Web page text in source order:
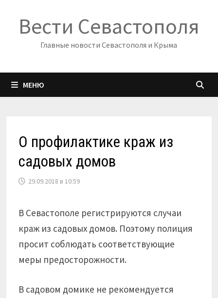
содержимому
Вести Севастополя
Главные новости Севастополя и Крыма
МЕНЮ
О профилактике краж из
садовых домов
29.09.2018 в 10:59
В Севастополе регистрируются случаи
краж из садовых домов. Поэтому полиция
просит соблюдать соответствующие
меры предосторожности.
В садовом домике не рекомендуется